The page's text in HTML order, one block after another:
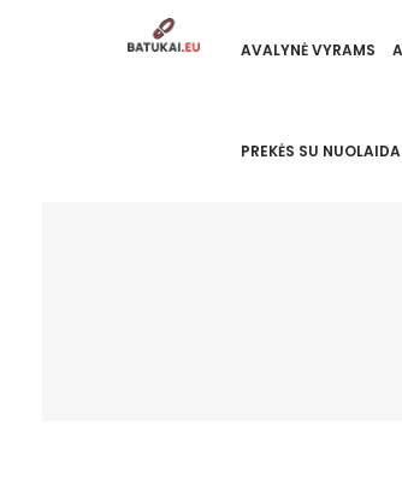
AVALYNĖ VYRAMS
PREKĖS SU NUOLAIDA